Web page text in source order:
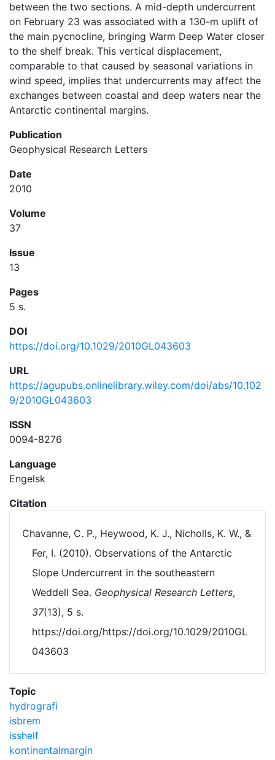
between the two sections. A mid-depth undercurrent
on February 23 was associated with a 130-m uplift of
the main pycnocline, bringing Warm Deep Water closer
to the shelf break. This vertical displacement,
comparable to that caused by seasonal variations in
wind speed, implies that undercurrents may affect the
exchanges between coastal and deep waters near the
Antarctic continental margins.
Publication
Geophysical Research Letters
Date
2010
Volume
37
Issue
13
Pages
5 s.
DOI
https://doi.org/10.1029/2010GL043603
URL
https://agupubs.onlinelibrary.wiley.com/doi/abs/10.102
9/2010GL043603
ISSN
0094-8276
Language
Engelsk
Citation
Chavanne, C. P., Heywood, K. J., Nicholls, K. W., &
Fer, I. (2010). Observations of the Antarctic
Slope Undercurrent in the southeastern
Weddell Sea. Geophysical Research Letters,
37(13), 5 s.
https://doi.org/https://doi.org/10.1029/2010GL
043603
Topic
hydrografi
isbrem
isshelf
kontinentalmargin